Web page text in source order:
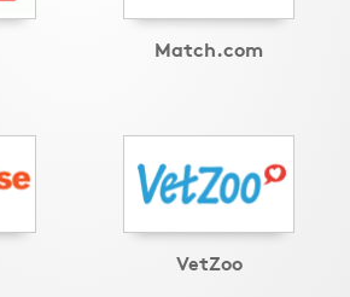
Match.com
VetZoo